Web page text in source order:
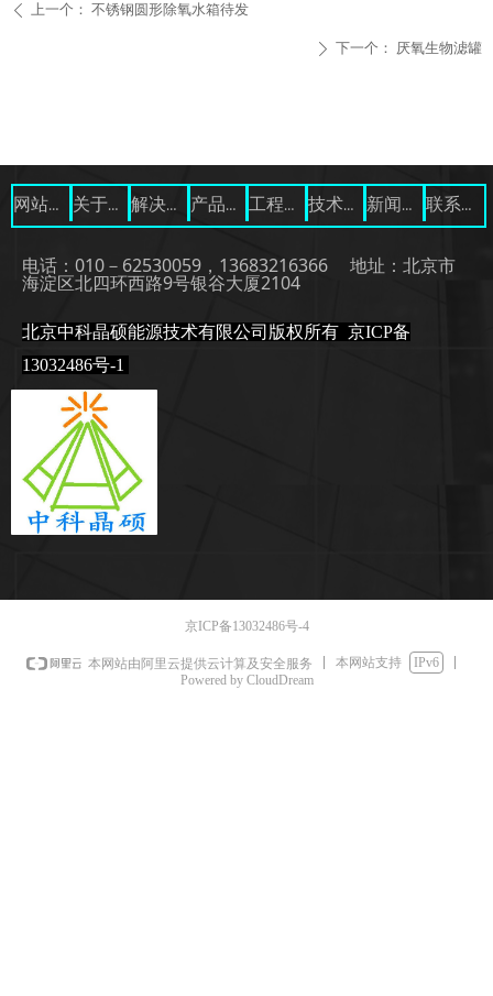
ꄴ 上一个： 不锈钢圆形除氧水箱待发
ꄲ 下一个： 厌氧生物滤罐
北京中科晶硕能源技术有限公司版权所有 京ICP备
13032486号-1
电话：010－62530059，13683216366 地址：北京市
海淀区北四环西路9号银谷大厦2104
网站首页 关于我们 解决方案 产品展示 工程案例 技术资料 新闻中心 联系我们
京ICP备13032486号-4
本网站由阿里云提供云计算及安全服务 本网站支持
IPv6
Powered by CloudDream